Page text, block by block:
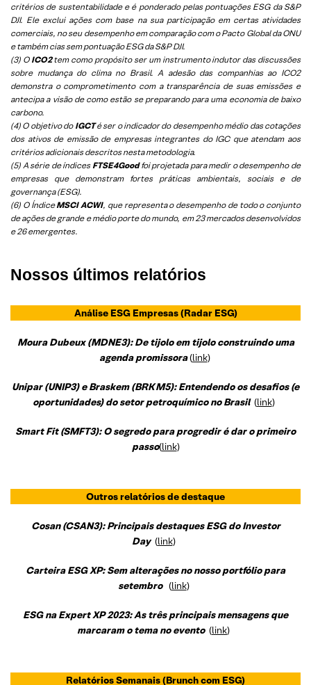
critérios de sustentabilidade e é ponderado pelas pontuações ESG da S&P
DJI. Ele exclui ações com base na sua participação em certas atividades
comerciais, no seu desempenho em comparação com o Pacto Global da ONU
e também cias sem pontuação ESG da S&P DJI.
(3) O ICO2tem como propósito ser um instrumento indutor das discussões
sobre mudança do clima no Brasil. A adesão das companhias ao ICO2
demonstra o comprometimento com a transparência de suas emissões e
antecipa a visão de como estão se preparando para uma economia de baixo
carbono.
(4) O objetivo do IGCTé ser o indicador do desempenho médio das cotações
dos ativos de emissão de empresas integrantes do IGC que atendam aos
critérios adicionais descritos nesta metodologia.
(5) A série de índices FTSE4Goodfoi projetada para medir o desempenho de
empresas que demonstram fortes práticas ambientais, sociais e de
governança (ESG).
(6) O ÍndiceMSCI ACWI, que representa o desempenho de todo o conjunto
de ações de grande e médio porte do mundo, em 23 mercados desenvolvidos
e 26 emergentes.
Nossos últimos relatórios
Análise ESG Empresas(Radar ESG)
Moura Dubeux (MDNE3): De tijolo em tijolo construindo uma
agenda promissora(link)
Unipar (UNIP3) e Braskem (BRKM5): Entendendo os desafios (e
oportunidades) do setor petroquímico no Brasil (link)
Smart Fit (SMFT3): O segredo para progredir é dar o primeiro
passo(link)
Outros relatórios de destaque
Cosan (CSAN3): Principais destaques ESG do Investor
Day (link)
Carteira ESG XP: Sem alterações no nosso portfólio para
setembro (link)
ESG na Expert XP 2023: As três principais mensagens que
marcaram o tema no evento (link)
Relatórios Semanais(Brunch com ESG)